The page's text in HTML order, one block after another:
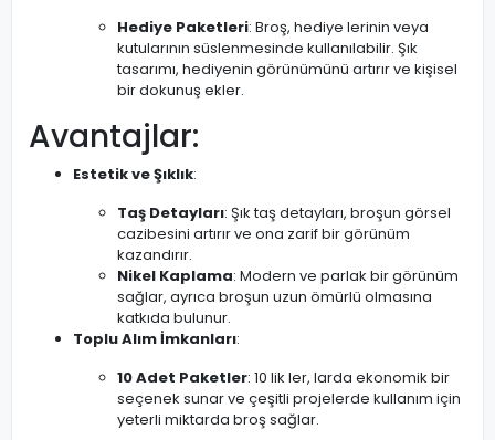
Hediye Paketleri: Broş, hediye lerinin veya
kutularının süslenmesinde kullanılabilir. Şık
tasarımı, hediyenin görünümünü artırır ve kişisel
bir dokunuş ekler.
Avantajlar:
Estetik ve Şıklık:
Taş Detayları: Şık taş detayları, broşun görsel
cazibesini artırır ve ona zarif bir görünüm
kazandırır.
Nikel Kaplama: Modern ve parlak bir görünüm
sağlar, ayrıca broşun uzun ömürlü olmasına
katkıda bulunur.
Toplu Alım İmkanları:
10 Adet Paketler: 10 lik ler, larda ekonomik bir
seçenek sunar ve çeşitli projelerde kullanım için
yeterli miktarda broş sağlar.